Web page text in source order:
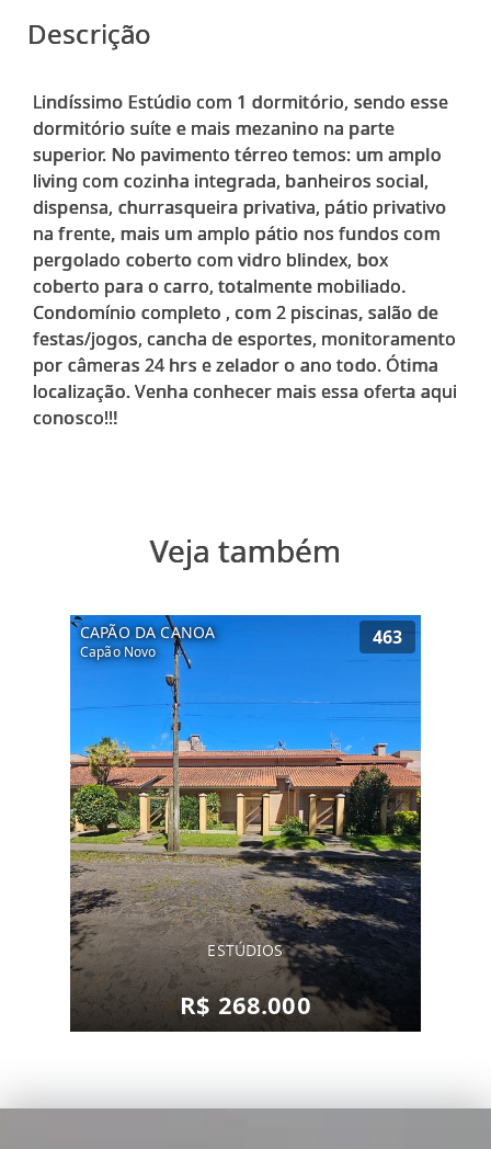
Descrição
Lindíssimo Estúdio com 1 dormitório, sendo esse
dormitório suíte e mais mezanino na parte
superior. No pavimento térreo temos: um amplo
living com cozinha integrada, banheiros social,
dispensa, churrasqueira privativa, pátio privativo
na frente, mais um amplo pátio nos fundos com
pergolado coberto com vidro blindex, box
coberto para o carro, totalmente mobiliado.
Condomínio completo , com 2 piscinas, salão de
festas/jogos, cancha de esportes, monitoramento
por câmeras 24 hrs e zelador o ano todo. Ótima
localização. Venha conhecer mais essa oferta aqui
Veja também
CAPÃO DA CANOA
Capão Novo
463
ESTÚDIOS
R$ 268.000